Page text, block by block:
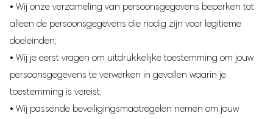
• Wij onze verzameling van persoonsgegevens beperken tot
alleen de persoonsgegevens die nodig zijn voor legitieme
doeleinden;
• Wij je eerst vragen om uitdrukkelijke toestemming om jouw
persoonsgegevens te verwerken in gevallen waarin je
toestemming is vereist;
• Wij passende beveiligingsmaatregelen nemen om jouw
Overig
Chipreaders
Geurverwijderaars
Nagelvijlen voor huisdieren
Transporttassen
Kattenborstel
Gehoorbeschermer
Babyfoon met camera
Kolftas
Flessen sterilisator
Baby hoofdbeschermer
Baby Rocker
Draagzakken